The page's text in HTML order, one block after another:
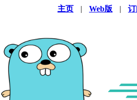
主页 | Web版 | 订